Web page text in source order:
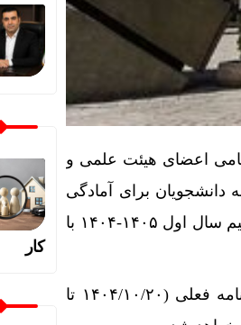
اعضای هیئت علمی و
برای آمادگی
بیشتر به منظور شرکت در آزمون‌های پایانی، مقرر شد آزمون‌های پایانی نیم سال اول ۱۴۰۵-۱۴۰۴ با
ایلنا نوشت: دانشگاه صنعتی امیرکبیر تاکید کرد؛ آزمون‌های هفته اول برنامه فعلی (۱۴۰۴/۱۰/۲۰ تا
کار